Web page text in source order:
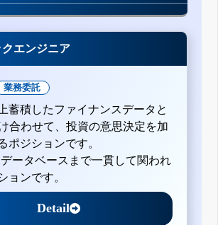
エンジニア
業務委託
蓄積したファイナンスデータと
合わせて、投資の意思決定を加
ポジションです。
ータベースまで一貫して関われ
ョンです。
Detail